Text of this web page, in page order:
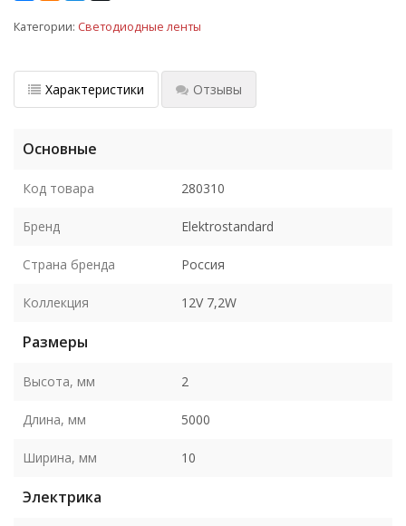
Категории: Светодиодные ленты
Характеристики Отзывы
Основные
Код товара 280310
Бренд Elektrostandard
Страна бренда Россия
Коллекция 12V 7,2W
Размеры
Высота, мм 2
Длина, мм 5000
Ширина, мм 10
Электрика